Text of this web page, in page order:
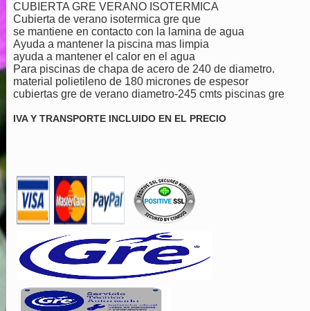
CUBIERTA GRE VERANO ISOTERMICA
Cubierta de verano isotermica gre que
se mantiene en contacto con la lamina de agua
Ayuda a mantener la piscina mas limpia
ayuda a mantener el calor en el agua
Para piscinas de chapa de acero de 240 de diametro.
material polietileno de 180 micrones de espesor
cubiertas gre de verano diametro-245 cmts piscinas gre
IVA Y TRANSPORTE INCLUIDO EN EL PRECIO